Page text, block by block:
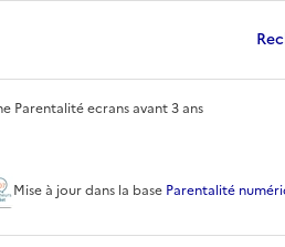
la page d'accueil
Parentalité ecrans avant 3 ans
avant 3
Mise à jourdans la base Parentalité